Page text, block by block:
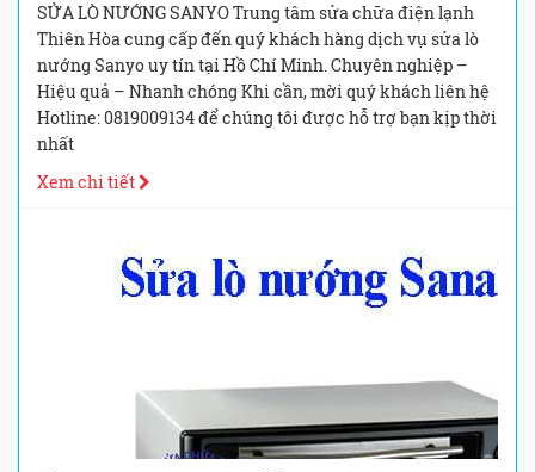
SỬA LÒ NƯỚNG SANYO Trung tâm sửa chữa điện lạnh
Thiên Hòa cung cấp đến quý khách hàng dịch vụ sửa lò
nướng Sanyo uy tín tại Hồ Chí Minh. Chuyên nghiệp –
Hiệu quả – Nhanh chóng Khi cần, mời quý khách liên hệ
Hotline: 0819009134 để chúng tôi được hỗ trợ bạn kịp thời
nhất
Xem chi tiết